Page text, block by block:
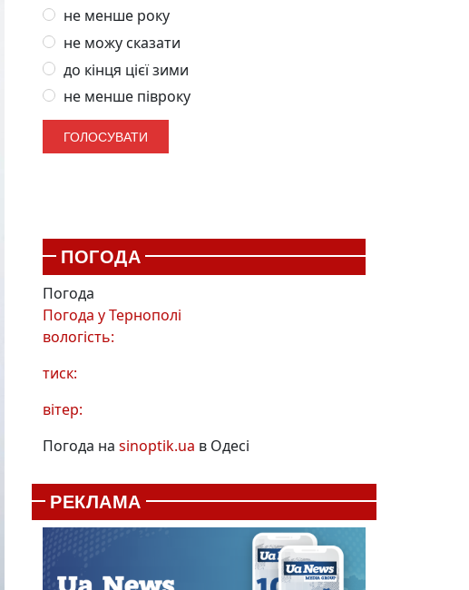
не менше року
не можу сказати
до кінця цієї зими
не менше півроку
ПОГОДА
Погода
Погода уТернополі
вологість:
тиск:
вітер:
Погода на sinoptik.ua в Одесі
РЕКЛАМА